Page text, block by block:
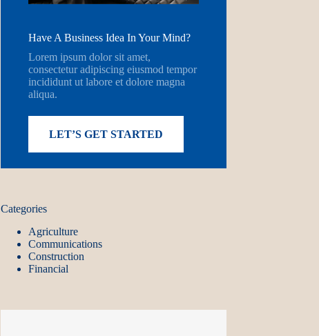
Have A Business Idea In Your Mind?
Lorem ipsum dolor sit amet,
consectetur adipiscing eiusmod tempor
incididunt ut labore et dolore magna
aliqua.
LET’S GET STARTED
Categories
Agriculture
Communications
Construction
Financial